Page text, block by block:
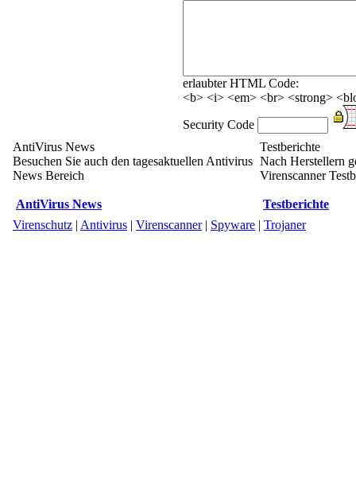
erlaubter HTML Code:
<b> <i> <em> <br> <strong>
Security Code
AntiVirus News
Besuchen Sie auch den tagesaktuellen Antivirus
News Bereich
AntiVirus News
Testberichte
Nach Herstellern
Virenscanner
Testberichte
Virenschutz | Antivirus | Virenscanner| Spyware | Trojaner